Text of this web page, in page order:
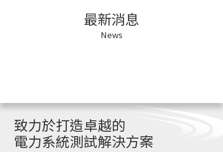
最新消息
News
致力於打造卓越的
電力系統測試解決方案